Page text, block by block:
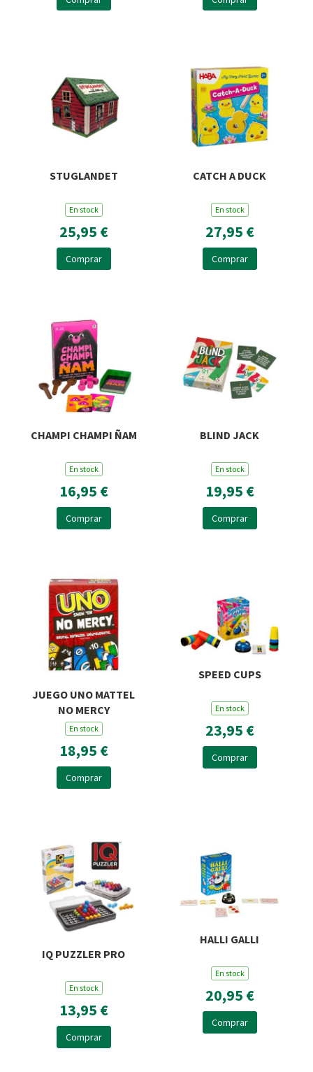
STUGLANDET
En stock
25,95 €
Comprar
CATCH A DUCK
En stock
27,95 €
Comprar
CHAMPI CHAMPI ÑAM
En stock
16,95 €
Comprar
BLIND JACK
En stock
19,95 €
Comprar
JUEGO UNO MATTEL
NO MERCY
En stock
18,95 €
Comprar
SPEED CUPS
En stock
23,95 €
Comprar
IQ PUZZLER PRO
En stock
13,95 €
Comprar
HALLI GALLI
En stock
20,95 €
Comprar